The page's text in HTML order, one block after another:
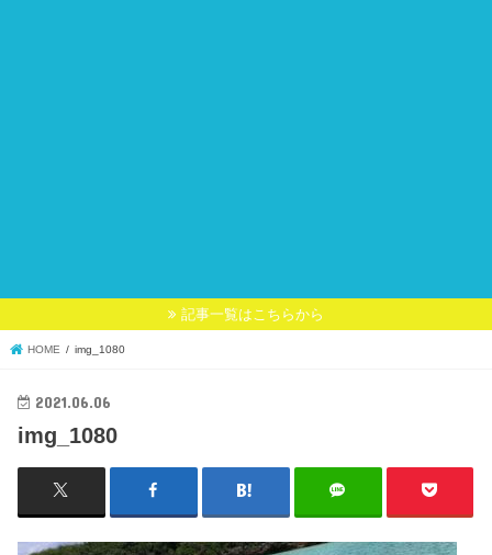
記事一覧はこちらから
HOME img_1080
2021.06.06
img_1080